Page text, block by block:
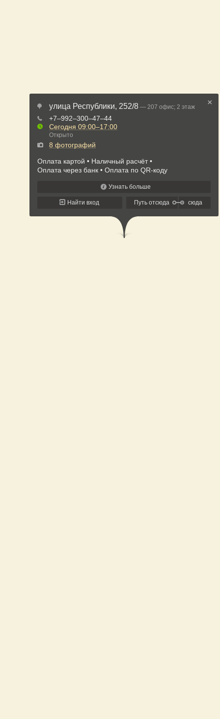
×
улица Республики, 252/8 — 207 офис; 2 этаж
+7‒992‒300‒47‒44
Сегодня 09:00–17:00
Открыто
8 фотографий
Оплата картой
Наличный расчёт
Оплата через банк
Оплата по QR-коду
Узнать больше
Найти вход Путь отсюда сюда